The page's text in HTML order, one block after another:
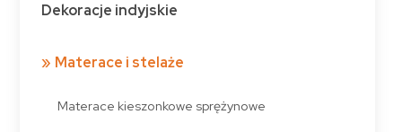
Dekoracje indyjskie
Materace i stelaże
Materace kieszonkowe sprężynowe